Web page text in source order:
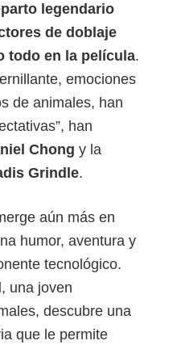
legendario
de doblaje
todo en la película.
emociones
de animales, han
han
Chong y la
Grindle.
aún más en
humor, aventura y
tecnológico.
, una joven
descubre una
que le permite